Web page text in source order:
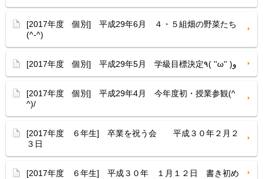
[2017年度 個別] 平成29年6月 ４・５組畑の野菜たち
(^-^)
[2017年度 個別] 平成29年5月 学級目標決定٩( ''ω'' )و
[2017年度 個別] 平成29年4月 今年度初・授業参観(^
^)/
[2017年度 ６年生] 卒業を祝う会 平成３０年２月２
３日
[2017年度 ６年生] 平成３０年 １月１２日 書き初め